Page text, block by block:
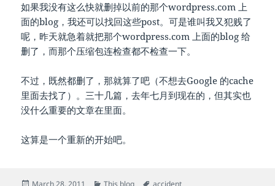
如果我没有这么快就删掉以前的那个wordpress.com 上
面的blog，我还可以找回这些post。可是谁叫我又犯贱了
呢，昨天就急着就把那个wordpress.com 上面的blog 给
删了，而那个压缩包连检查都不检查一下。
不过，既然都删了，那就算了吧（不想去Google 的cache
里面去找了）。三十几篇，去年七月到现在的，但其实也
没什么重要的文章在里面。
这算是一个重新的开始吧。
Posted
March 28, 2011 Categories
This blog Tags
accident